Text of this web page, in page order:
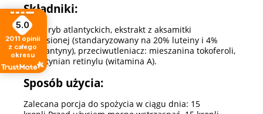
Składniki:
Olej z ryb atlantyckich, ekstrakt z aksamitki
wzniesionej (standaryzowany na 20% luteiny i 4%
zeaksantyny), przeciwutleniacz: mieszanina tokoferoli,
palmitynian retinylu (witamina A).
Sposób użycia:
Zalecana porcja do spożycia w ciągu dnia: 15
5.0
2011 opinii
z całego
okresu